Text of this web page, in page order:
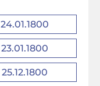
24.01.1800
23.01.1800
25.12.1800